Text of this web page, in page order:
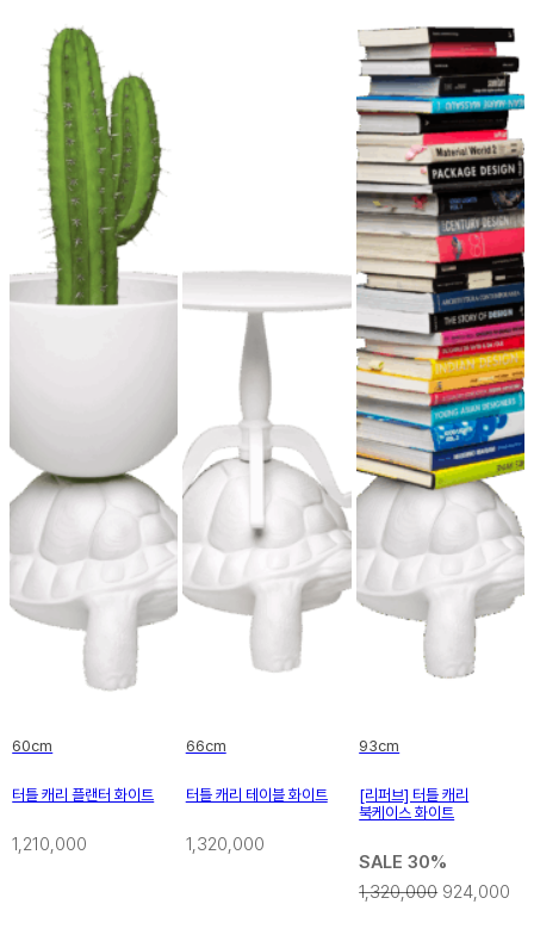
60cm
터틀 캐리 플랜터 화이트
1,210,000
66cm
터틀 캐리 테이블 화이트
1,320,000
93cm
[리퍼브] 터틀 캐리
북케이스 화이트
SALE 30%
1,320,000 924,000